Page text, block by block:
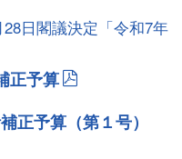
日閣議決定「令和7年
正予算
正予算（第１号）